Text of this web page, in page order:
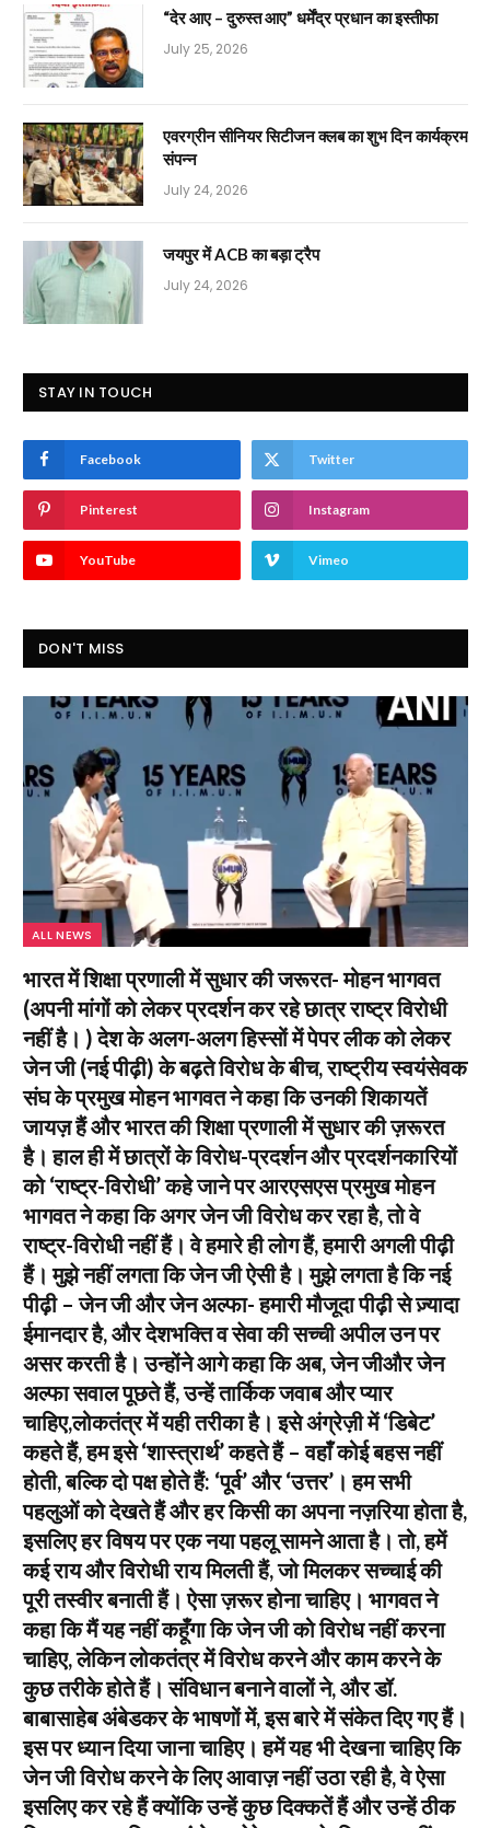
“देर आए – दुरुस्त आए” धर्मेंद्र प्रधान का इस्तीफा
July 25, 2026
एवरग्रीन सीनियर सिटीजन क्लब का शुभ दिन कार्यक्रम
संपन्न
July 24, 2026
जयपुर में ACB का बड़ा ट्रैप
July 24, 2026
STAY IN TOUCH
Facebook Twitter
Pinterest Instagram
YouTube Vimeo
DON'T MISS
ALL NEWS
भारत में शिक्षा प्रणाली में सुधार की जरूरत- मोहन भागवत
(अपनी मांगों को लेकर प्रदर्शन कर रहे छात्र राष्ट्र विरोधी
नहीं है। ) देश के अलग-अलग हिस्सों में पेपर लीक को लेकर
जेन जी (नई पीढ़ी) के बढ़ते विरोध के बीच, राष्ट्रीय स्वयंसेवक
संघ के प्रमुख मोहन भागवत ने कहा कि उनकी शिकायतें
जायज़ हैं और भारत की शिक्षा प्रणाली में सुधार की ज़रूरत
है। हाल ही में छात्रों के विरोध-प्रदर्शन और प्रदर्शनकारियों
को ‘राष्ट्र-विरोधी’ कहे जाने पर आरएसएस प्रमुख मोहन
भागवत ने कहा कि अगर जेन जी विरोध कर रहा है, तो वे
राष्ट्र-विरोधी नहीं हैं। वे हमारे ही लोग हैं, हमारी अगली पीढ़ी
हैं। मुझे नहीं लगता कि जेन जी ऐसी है। मुझे लगता है कि नई
पीढ़ी – जेन जी और जेन अल्फा- हमारी मौजूदा पीढ़ी से ज़्यादा
ईमानदार है, और देशभक्ति व सेवा की सच्ची अपील उन पर
असर करती है। उन्होंने आगे कहा कि अब, जेन जीऔर जेन
अल्फा सवाल पूछते हैं, उन्हें तार्किक जवाब और प्यार
चाहिए,लोकतंत्र में यही तरीका है। इसे अंग्रेज़ी में ‘डिबेट’
कहते हैं, हम इसे ‘शास्त्रार्थ’ कहते हैं – वहाँ कोई बहस नहीं
होती, बल्कि दो पक्ष होते हैं: ‘पूर्व’ और ‘उत्तर’। हम सभी
पहलुओं को देखते हैं और हर किसी का अपना नज़रिया होता है,
इसलिए हर विषय पर एक नया पहलू सामने आता है। तो, हमें
कई राय और विरोधी राय मिलती हैं, जो मिलकर सच्चाई की
पूरी तस्वीर बनाती हैं। ऐसा ज़रूर होना चाहिए। भागवत ने
कहा कि मैं यह नहीं कहूँगा कि जेन जी को विरोध नहीं करना
चाहिए, लेकिन लोकतंत्र में विरोध करने और काम करने के
कुछ तरीके होते हैं। संविधान बनाने वालों ने, और डॉ.
बाबासाहेब अंबेडकर के भाषणों में, इस बारे में संकेत दिए गए हैं।
इस पर ध्यान दिया जाना चाहिए। हमें यह भी देखना चाहिए कि
जेन जी विरोध करने के लिए आवाज़ नहीं उठा रही है, वे ऐसा
इसलिए कर रहे हैं क्योंकि उन्हें कुछ दिक्कतें हैं और उन्हें ठीक